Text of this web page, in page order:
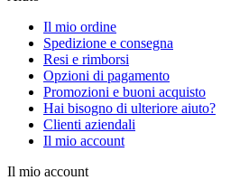
Il mio ordine
Spedizione e consegna
Resi e rimborsi
Opzioni di pagamento
Promozioni e buoni acquisto
Hai bisogno di ulteriore aiuto?
Clienti aziendali
Il mio account
Il mio account